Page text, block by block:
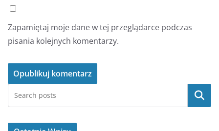
Zapamiętaj moje dane w tej przeglądarce podczas
pisania kolejnych komentarzy.
Szukaj